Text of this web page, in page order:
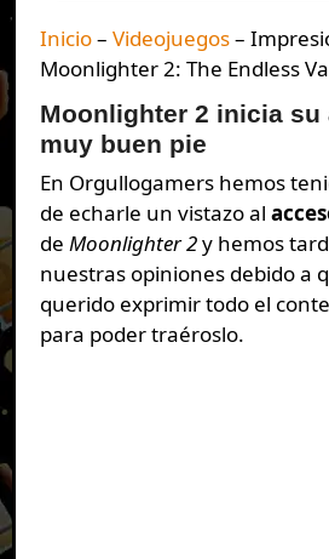
Inicio– Videojuegos–
Moonlighter 2: The Endless
Moonlighter 2 inicia su
muy buen pie
En Orgullogamers hemos tenido la oportunidad
de echarle un vistazo al
de Moonlighter 2y hemos
nuestras opiniones debido a
querido exprimir todo el
para poder traéroslo.